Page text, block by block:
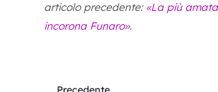
articolo precedente: «La più
incorona Funaro».